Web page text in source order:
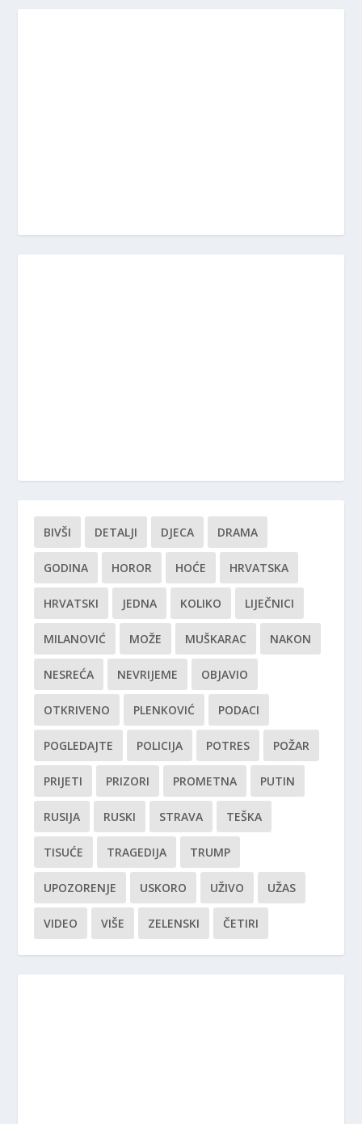
BIVŠI DETALJI DJECA DRAMA
GODINA HOROR HOĆE HRVATSKA
HRVATSKI JEDNA KOLIKO LIJEČNICI
MILANOVIĆ MOŽE MUŠKARAC NAKON
NESREĆA NEVRIJEME OBJAVIO
OTKRIVENO PLENKOVIĆ PODACI
POGLEDAJTE POLICIJA POTRES POŽAR
PRIJETI PRIZORI PROMETNA PUTIN
RUSIJA RUSKI STRAVA TEŠKA
TISUĆE TRAGEDIJA TRUMP
UPOZORENJE USKORO UŽIVO UŽAS
VIDEO VIŠE ZELENSKI ČETIRI